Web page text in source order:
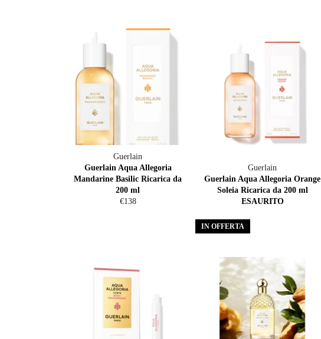
Guerlain
Guerlain Aqua Allegoria
Mandarine Basilic Ricarica da
200 ml
Prezzo
€138
Guerlain
Guerlain Aqua Allegoria Orange
Soleia Ricarica da 200 ml
ESAURITO
IN OFFERTA